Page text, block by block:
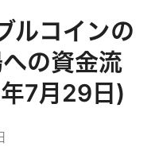
ルコインの
の資金流
7月29日)